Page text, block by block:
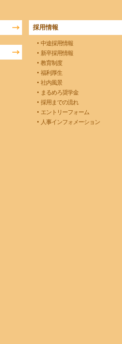
採用情報
中途採用情報
新卒採用情報
教育制度
福利厚生
社内風景
まるめろ奨学金
採用までの流れ
エントリーフォーム
人事インフォメーション